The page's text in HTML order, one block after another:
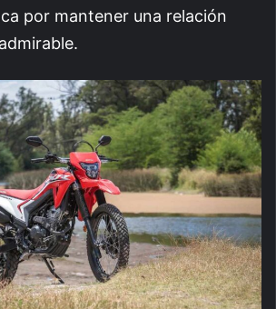
por mantener una relación